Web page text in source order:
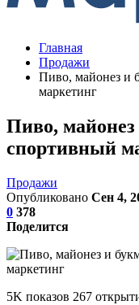
Главная
Продажи
Пиво, майонез и
маркетинг
Пиво,
спортивный
Продажи
Опубликовано Сен 4,
0 378
Поделится
5K показов 267